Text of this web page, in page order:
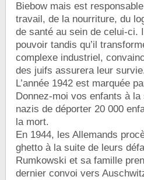
Biebow mais est
travail, de la nourriture, du
de santé au sein de celui-ci.
pouvoir tandis qu’il
complexe industriel,
des juifs assurera leur
L’année 1942 est marquée
Donnez-moi vos enfants à
nazis de déporter 20 000
la mort.
En 1944, les Allemands
ghetto à la suite de leurs
Rumkowski et sa famille
dernier convoi vers